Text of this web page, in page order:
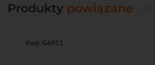
Produkty powiązane
Kod: G6921